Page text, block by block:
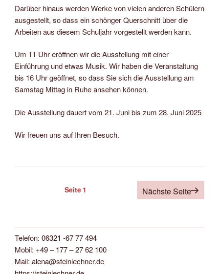
Darüber hinaus werden Werke von vielen anderen Schülern
ausgestellt, so dass ein schönger Querschnitt über die
Arbeiten aus diesem Schuljahr vorgestellt werden kann.
Um 11 Uhr eröffnen wir die Ausstellung mit einer
Einführung und etwas Musik. Wir haben die Veranstaltung
bis 16 Uhr geöffnet, so dass Sie sich die Ausstellung am
Samstag Mittag in Ruhe ansehen können.
Die Ausstellung dauert vom 21. Juni bis zum 28. Juni 2025
Wir freuen uns auf Ihren Besuch.
Seitennummerierung
Seite 1 Nächste Seite
Telefon: 06321 -67 77 494
Mobil: +49 – 177 – 27 62 100
Mail: alena@steinlechner.de